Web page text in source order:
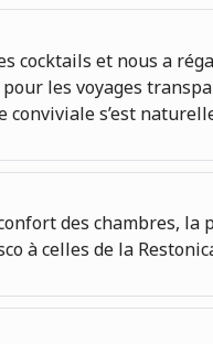
cocktails et nous a
les voyages
conviviale s’est
des chambres, la
à celles de la